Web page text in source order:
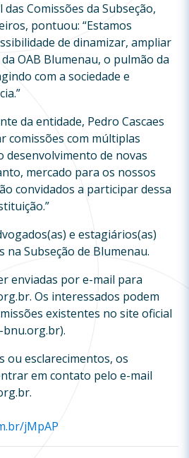
Comissões da Subseção,
pontuou: “Estamos
de dinamizar, ampliar
OAB Blumenau, o pulmão da
com a sociedade e
da entidade, Pedro Cascaes
comissões com múltiplas
desenvolvimento de novas
mercado para os nossos
convidados a participar dessa
e estagiários(as)
Subseção de Blumenau.
enviadas por e-mail para
Os interessados podem
existentes no site oficial
bnu.org.br).
ou esclarecimentos, os
em contato pelo e-mail
jMpAP